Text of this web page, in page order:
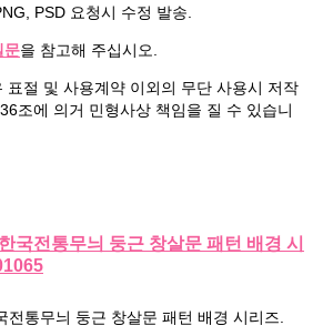
PSD 요청시 수정 발송.
문을 참고해 주십시오.
표절 및 사용계약 이외의 무단 사용시 저작
조에 의거 민형사상 책임을 질 수 있습니
국전통무늬 둥근 창살문 패턴 배경 시
전통무늬 둥근 창살문 패턴 배경 시리즈.